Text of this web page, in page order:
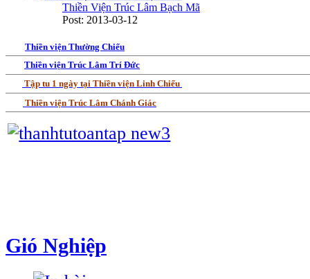
Thiền Viện Trúc Lâm Bạch Mã
Post: 2013-03-12
Thiền viện Thường Chiếu
Thiền viện Trúc Lâm Trí Đức
Tập tu 1 ngày tại Thiền viện Linh Chiếu
Thiền viện Trúc Lâm Chánh Giác
Gió Nghiệp